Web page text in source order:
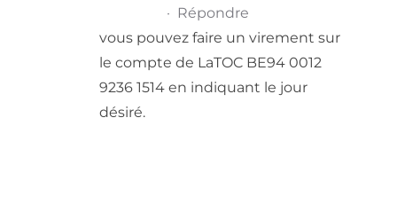
· Répondre
vous pouvez faire un virement sur
le compte de LaTOC BE94 0012
9236 1514 en indiquant le jour
désiré.